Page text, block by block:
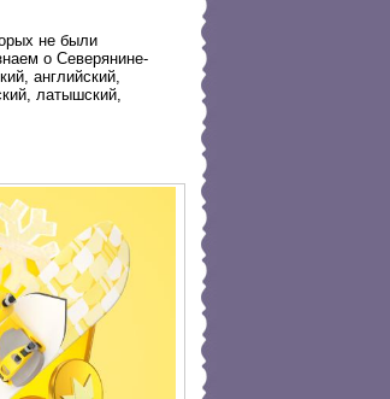
не были
о Северянине-
английский,
латышский,